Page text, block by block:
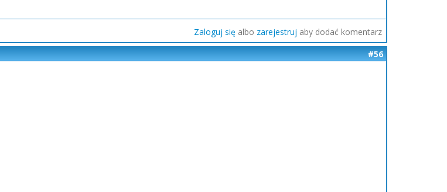
Zaloguj się albo zarejestruj aby dodać komentarz
#56